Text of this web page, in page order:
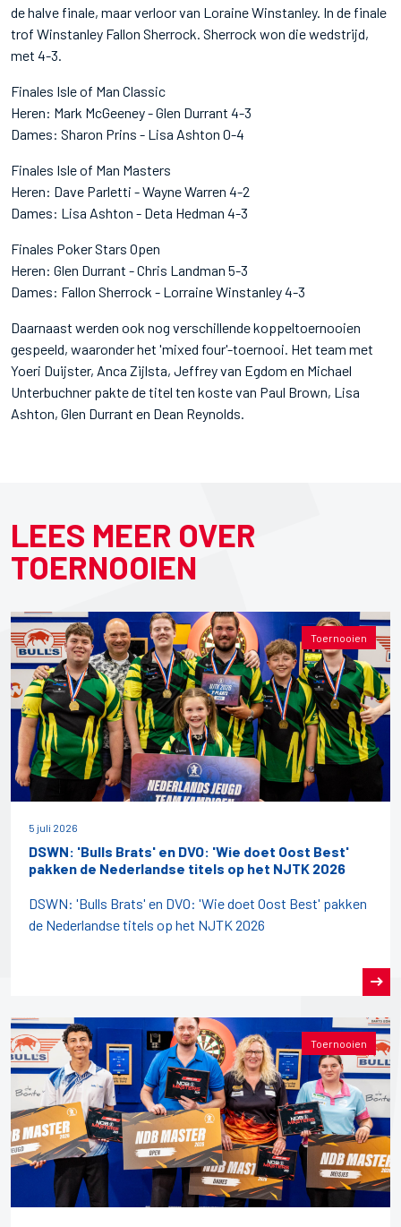
de halve finale, maar verloor van Loraine Winstanley. In de finale
trof Winstanley Fallon Sherrock. Sherrock won die wedstrijd,
met 4-3.
Finales Isle of Man Classic
Heren: Mark McGeeney - Glen Durrant 4-3
Dames: Sharon Prins - Lisa Ashton 0-4
Finales Isle of Man Masters
Heren: Dave Parletti - Wayne Warren 4-2
Dames: Lisa Ashton - Deta Hedman 4-3
Finales Poker Stars Open
Heren: Glen Durrant - Chris Landman 5-3
Dames: Fallon Sherrock - Lorraine Winstanley 4-3
Daarnaast werden ook nog verschillende koppeltoernooien
gespeeld, waaronder het 'mixed four'-toernooi. Het team met
Yoeri Duijster, Anca Zijlsta, Jeffrey van Egdom en Michael
Unterbuchner pakte de titel ten koste van Paul Brown, Lisa
Ashton, Glen Durrant en Dean Reynolds.
LEES MEER OVER
TOERNOOIEN
Toernooien
5 juli 2026
DSWN: 'Bulls Brats' en DVO: 'Wie doet Oost Best'
pakken de Nederlandse titels op het NJTK 2026
DSWN: 'Bulls Brats' en DVO: 'Wie doet Oost Best' pakken
de Nederlandse titels op het NJTK 2026
Toernooien